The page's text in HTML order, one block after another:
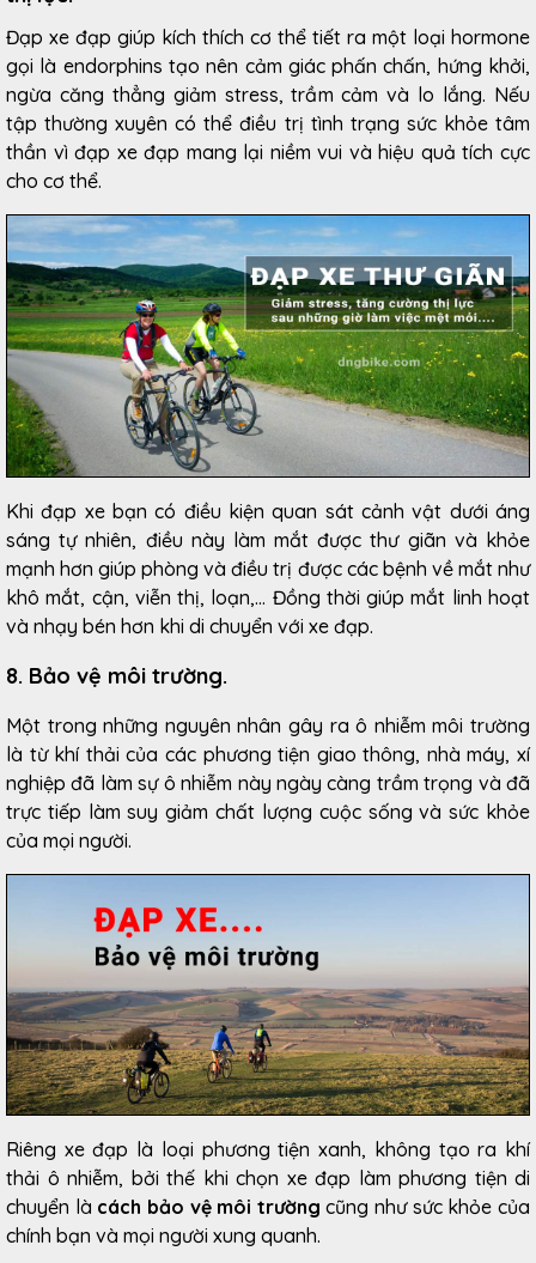
Đạp xe đạp giúp kích thích cơ thể tiết ra một loại hormone
gọi là endorphins tạo nên cảm giác phấn chấn, hứng khởi,
ngừa căng thẳng giảm stress, trầm cảm và lo lắng. Nếu
tập thường xuyên có thể điều trị tình trạng sức khỏe tâm
thần vì đạp xe đạp mang lại niềm vui và hiệu quả tích cực
cho cơ thể.
Khi đạp xe bạn có điều kiện quan sát cảnh vật dưới áng
sáng tự nhiên, điều này làm mắt được thư giãn và khỏe
mạnh hơn giúp phòng và điều trị được các bệnh về mắt như
khô mắt, cận, viễn thị, loạn,... Đồng thời giúp mắt linh hoạt
và nhạy bén hơn khi di chuyển với xe đạp.
8. Bảo vệ môi trường.
Một trong những nguyên nhân gây ra ô nhiễm môi trường
là từ khí thải của các phương tiện giao thông, nhà máy, xí
nghiệp đã làm sự ô nhiễm này ngày càng trầm trọng và đã
trực tiếp làm suy giảm chất lượng cuộc sống và sức khỏe
của mọi người.
Riêng xe đạp là loại phương tiện xanh, không tạo ra khí
thải ô nhiễm, bởi thế khi chọn xe đạp làm phương tiện di
chuyển là cách bảo vệ môi trường cũng như sức khỏe của
chính bạn và mọi người xung quanh.